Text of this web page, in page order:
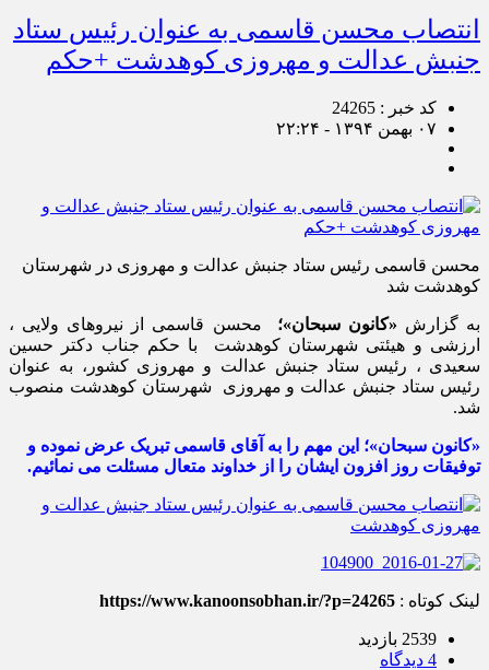
انتصاب محسن قاسمی به عنوان رئیس ستاد
جنبش عدالت و مهروزی کوهدشت +حکم
کد خبر : 24265
۰۷ بهمن ۱۳۹۴ - ۲۲:۲۴
محسن قاسمی رئیس ستاد جنبش عدالت و مهروزی در شهرستان
کوهدشت شد
به گزارش «کانون سبحان»؛ محسن قاسمی از نیروهای ولایی ،
ارزشی و هیئتی شهرستان کوهدشت با حکم جناب دکتر حسین
سعیدی ، رئیس ستاد جنبش عدالت و مهروزی کشور، به عنوان
رئیس ستاد جنبش عدالت و مهروزی شهرستان کوهدشت منصوب
شد.
«کانون سبحان»؛ این مهم را به آقای قاسمی تبریک عرض نموده و
توفیقات روز افزون ایشان را از خداوند متعال مسئلت می نمائیم.
لینک کوتاه : https://www.kanoonsobhan.ir/?p=24265
2539 بازدید
4 دیدگاه